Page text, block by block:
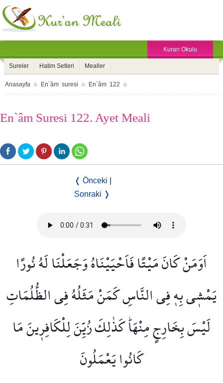
Kuran Okulu
Sureler Hatim Setleri Mealler
Anasayfa En`âm suresi En`âm 122
En`âm Suresi 122. Ayet Meali
❬ Önceki
Sonraki ❭
اَوَمَنْ كَانَ مَيْتًا فَاَحْيَيْنَاهُ وَجَعَلْنَا لَهُ نُورًا
يَمْش۪ي بِه۪ فِي النَّاسِ كَمَنْ مَثَلُهُ فِي الظُّلُمَاتِ
لَيْسَ بِخَارِجٍ مِنْهَاۜ كَذٰلِكَ زُيِّنَ لِلْكَافِر۪ينَ مَا
كَانُوا يَعْمَلُونَ